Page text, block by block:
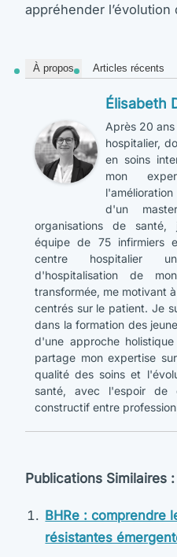
appréhender
À propos Articles récents
Élisabeth
Après 20
hospitalier,
en soins
mon
d'un
organisations de
équipe de 75 infirmiers
centre hospitalier
d'hospitalisation de
transformée, me motivant
centrés sur le patient. Je
dans la formation des
d'une approche
partage mon expertise
qualité des soins et
santé, avec l'espoir de
constructif entre
Publications Similaires :
BHRe : comprendre
résistantes